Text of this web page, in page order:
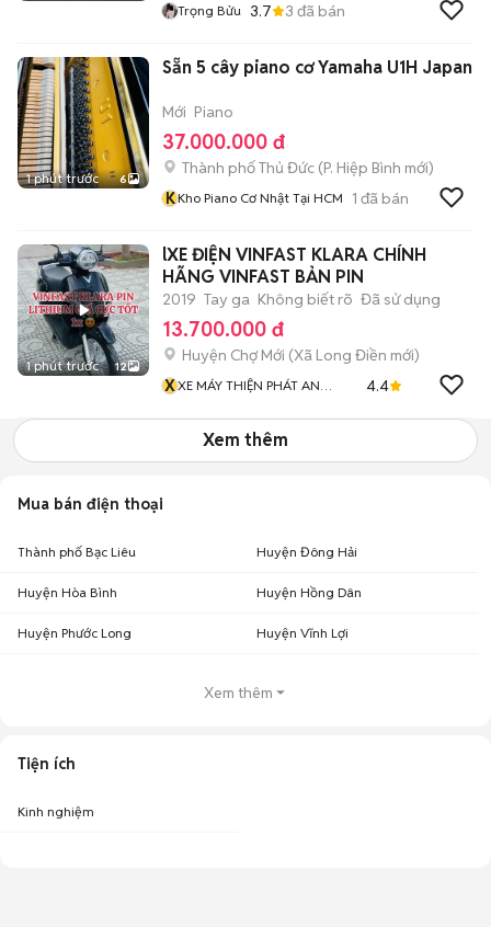
Trọng Bửu 3.7 3 đã bán
1 phút trước 6
Sẵn 5 cây piano cơ Yamaha U1H Japan
Mới Piano
37.000.000 đ
Thành phố Thủ Đức (P. Hiệp Bình mới)
KKho Piano Cơ Nhật Tại HCM 1 đã bán
1 phút trước 12
lXE ĐIỆN VINFAST KLARA CHÍNH
HÃNG VINFAST BẢN PIN
2019 Tay ga Không biết rõ Đã sử dụng
13.700.000 đ
Huyện Chợ Mới (Xã Long Điền mới)
XXE MÁY THIỆN PHÁT AN
4.4
Xem thêm
Mua bán điện thoại
Thành phố Bạc Liêu Huyện Đông Hải
Huyện Hòa Bình Huyện Hồng Dân
Huyện Phước Long Huyện Vĩnh Lợi
Xem thêm
Tiện ích
Kinh nghiệm